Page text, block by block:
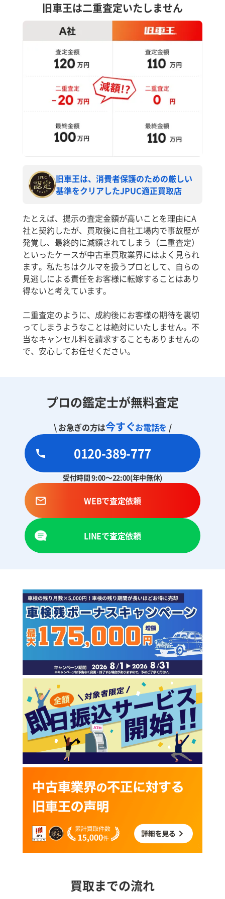
旧車王は二重査定いたしません
旧車王は、消費者保護のための厳しい
基準をクリアしたJPUC適正買取店
たとえば、提示の査定金額が高いことを理由にA
社と契約したが、買取後に自社工場内で事故歴が
発覚し、最終的に減額されてしまう（二重査定）
といったケースが中古車買取業界にはよく見られ
ます。私たちはクルマを扱うプロとして、自らの
見逃しによる責任をお客様に転嫁することはあり
得ないと考えています。
二重査定のように、成約後にお客様の期待を裏切
ってしまうようなことは絶対にいたしません。不
当なキャンセル料を請求することもありませんの
で、安心してお任せください。
プロの鑑定士が無料査定
\ お急ぎの方は今すぐお電話を /
0120-389-777
受付時間 9:00～22:00(年中無休)
WEBで査定依頼
LINEで査定依頼
買取までの流れ